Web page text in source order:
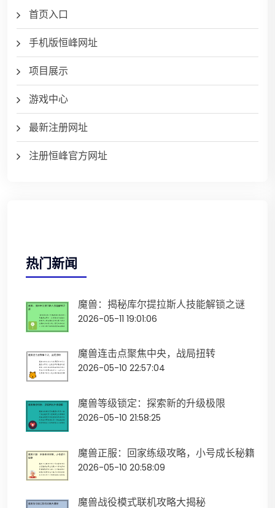
首页入口
手机版恒峰网址
项目展示
游戏中心
最新注册网址
注册恒峰官方网址
热门新闻
魔兽：揭秘库尔提拉斯人技能解锁之谜
2026-05-11 19:01:06
魔兽连击点聚焦中央，战局扭转
2026-05-10 22:57:04
魔兽等级锁定：探索新的升级极限
2026-05-10 21:58:25
魔兽正服：回家练级攻略，小号成长秘籍
2026-05-10 20:58:09
魔兽战役模式联机攻略大揭秘